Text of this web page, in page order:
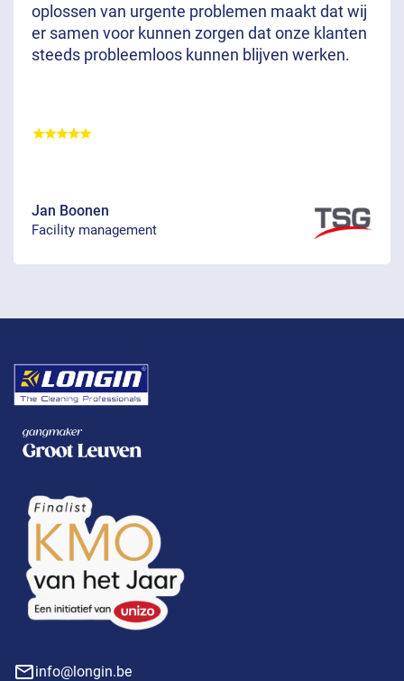
oplossen van urgente problemen maakt dat wij
er samen voor kunnen zorgen dat onze klanten
steeds probleemloos kunnen blijven werken.
Jan Boonen
Facility management
info@longin.be